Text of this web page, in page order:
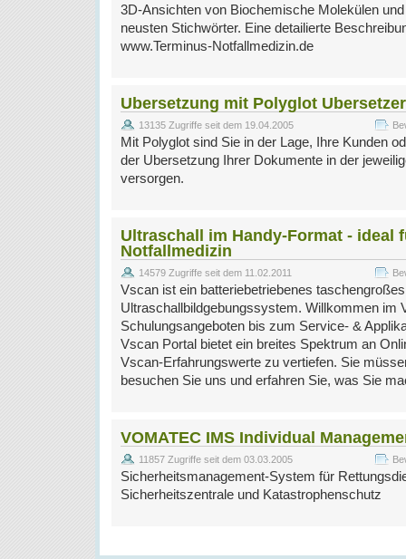
3D-Ansichten von Biochemische Molekülen
neusten Stichwörter. Eine detailierte
www.Terminus-Notfallmedizin.de
Ubersetzung mit Polyglot Ubersetzer
13135 Zugriffe seit dem 19.04.2005
Mit Polyglot sind Sie in der Lage, Ihre Kunden
der Ubersetzung Ihrer Dokumente in der
versorgen.
Ultraschall im Handy-Format - ideal
Notfallmedizin
14579 Zugriffe seit dem 11.02.2011
Vscan ist ein batteriebetriebenes
Ultraschallbildgebungssystem. Willkommen im
Schulungsangeboten bis zum Service- &
Vscan Portal bietet ein breites Spektrum an
Vscan-Erfahrungswerte zu vertiefen. Sie
besuchen Sie uns und erfahren Sie, was Sie
VOMATEC IMS Individual
11857 Zugriffe seit dem 03.03.2005
Sicherheitsmanagement-System für
Sicherheitszentrale und Katastrophenschutz